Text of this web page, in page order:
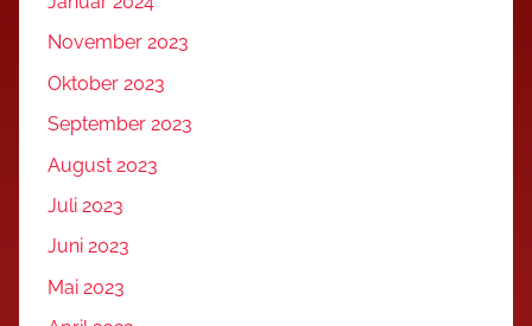
November 2023
Oktober 2023
September 2023
August 2023
Juli 2023
Juni 2023
Mai 2023